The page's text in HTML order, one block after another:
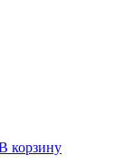
корзину